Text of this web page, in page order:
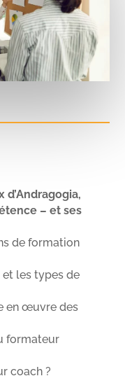
– et ses
de formation
les types de
en œuvre des
formateur
coach ?